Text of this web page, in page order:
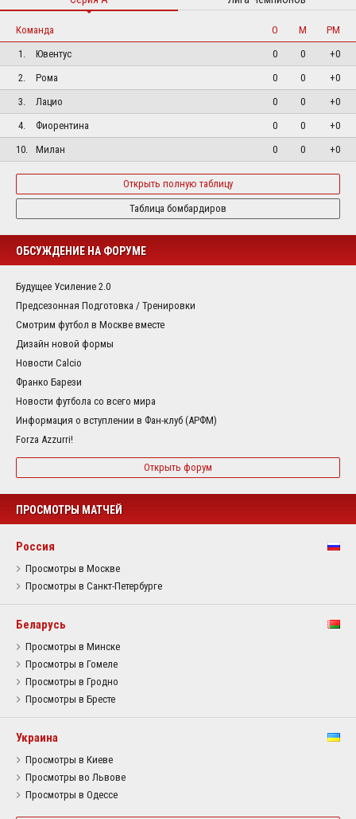
Команда О М
РМ
1.
Ювентус 0 0
+0
2.
Рома 0 0
+0
3.
Лацио 0 0
+0
4.
Фиорентина 0 0
+0
10.
Милан 0 0 +0
Открыть полную таблицу
Таблица бомбардиров
ОБСУЖДЕНИЕ НА ФОРУМЕ
Будущее Усиление 2.0
Предсезонная Подготовка / Тренировки
Смотрим футбол в Москве вместе
Дизайн новой формы
Новости Calcio
Франко Барези
Новости футбола со всего мира
Информация о вступлении в Фан-клуб (АРФМ)
Forza Azzurri!
Открыть форум
ПРОСМОТРЫ МАТЧЕЙ
Россия
Просмотры в Москве
Просмотры в Санкт-Петербурге
Беларусь
Просмотры в Минске
Просмотры в Гомеле
Просмотры в Гродно
Просмотры в Бресте
Украина
Просмотры в Киеве
Просмотры во Львове
Просмотры в Одессе